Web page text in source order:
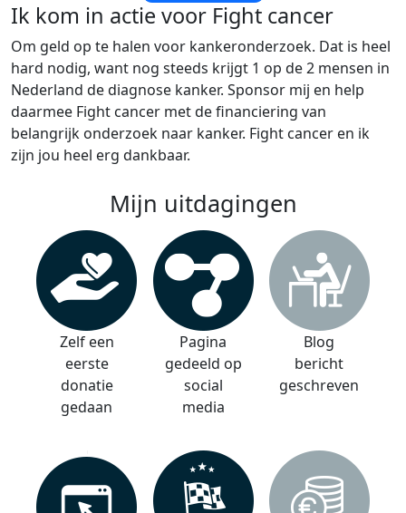
Ik kom in actie voor Fight cancer
Om geld op te halen voor kankeronderzoek. Dat is heel
hard nodig, want nog steeds krijgt 1 op de 2 mensen in
Nederland de diagnose kanker. Sponsor mij en help
daarmee Fight cancer met de financiering van
belangrijk onderzoek naar kanker. Fight cancer en ik
zijn jou heel erg dankbaar.
Mijn uitdagingen
Zelf een
eerste
donatie
gedaan
Pagina
gedeeld op
social
media
Blog
bericht
geschreven